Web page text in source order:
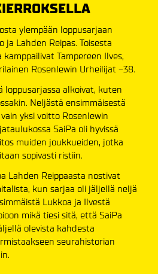
ylempään loppusarjaan
ja Lahden Reipas. Toisesta
Tampereen Ilves,
Rosenlewin Urheilijat -38.
loppusarjassa alkoivat, kuten
Neljästä ensimmäisestä
yksi voitto Rosenlewin
SaiPa oli hyvissä
muiden joukkueiden, jotka
sopivasti ristiin.
Lahden Reippaasta nostivat
kun sarjaa oli jäljellä neljä
Lukkoa ja Ilvestä
mikä tiesi sitä, että SaiPa
olevista kahdesta
seurahistorian